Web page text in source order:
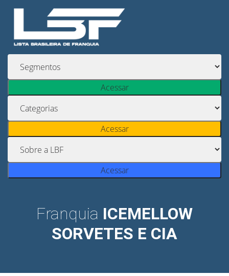
Acessar
Acessar
Acessar
Franquia ICEMELLOW
SORVETES E CIA